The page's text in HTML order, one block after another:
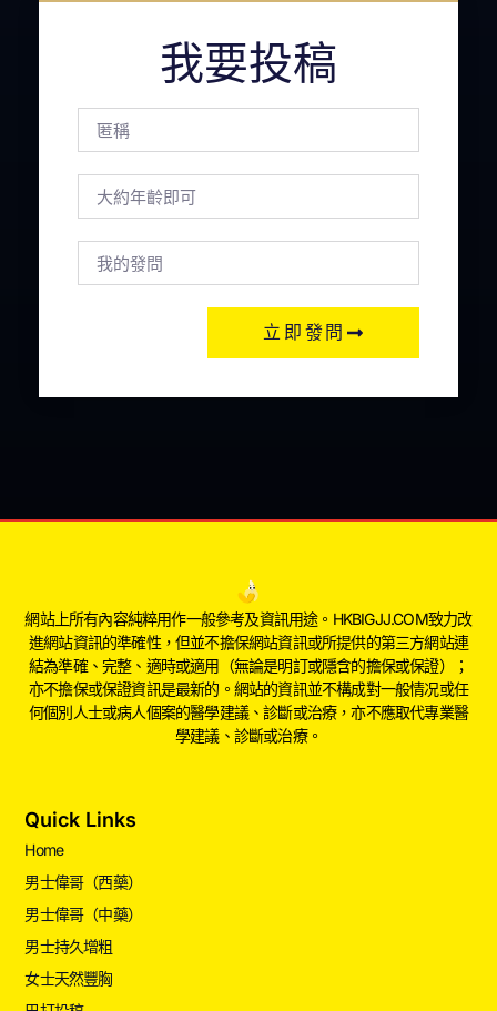
我要投稿
立即發問
網站上所有內容純粹用作一般參考及資訊用途。HKBIGJJ.COM致力改
進網站資訊的準確性，但並不擔保網站資訊或所提供的第三方網站連
結為準確、完整、適時或適用（無論是明訂或隱含的擔保或保證）；
亦不擔保或保證資訊是最新的。網站的資訊並不構成對一般情况或任
何個別人士或病人個案的醫學建議、診斷或治療，亦不應取代專業醫
學建議、診斷或治療。
Quick Links
Home
男士偉哥（西藥）
男士偉哥（中藥）
男士持久增粗
女士天然豐胸